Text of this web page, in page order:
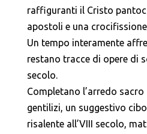
raffiguranti il Cristo
apostoli e una
Un tempo interamente
restano tracce di opere di
secolo.
Completano l’arredo
gentilizi, un suggestivo
risalente all’VIII secolo,